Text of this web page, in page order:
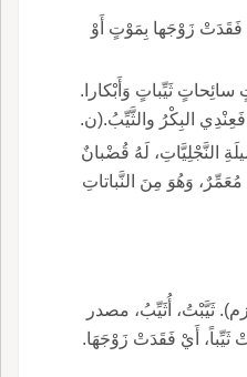
زَوْجَها بِمَوْتٍ أَوْ
عابِداتٍ سائِحاتٍ ثَيِّباتٍ وَأَبْكارا.
البِكْرُ والثَّيِّبُ.(ن.
النَّجْلِيَّاتِ، لَهُ قُضْبانٌ
وَهُوَ مِنَ النَّباتاتِ
ثَيَّبْتُ، أُثَيِّبُ، مصدر
ثَيِّباً، أَيْ فَقَدَتْ زَوْجَهَا.